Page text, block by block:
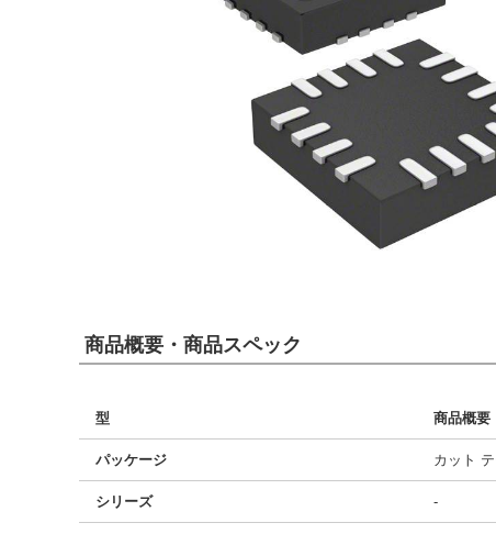
商品概要・商品スペック
型 商品概要
パッケージ カット テ
シリーズ -